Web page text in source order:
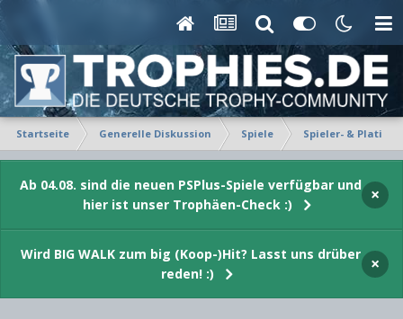
Startseite Generelle Diskussion Spiele Spieler- & Platin-
Ab 04.08. sind die neuen PSPlus-Spiele verfügbar und
hier ist unser Trophäen-Check :)
×
Wird BIG WALK zum big (Koop-)Hit? Lasst uns drüber
reden! :)
×